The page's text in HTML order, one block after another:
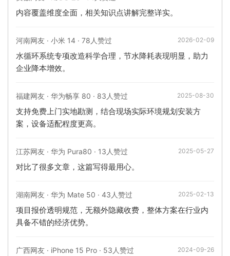
内容覆盖维度全面，相关知识点讲解完整详实。
河南网友 · 小米 14 · 78人赞过 2026-02-09
水循环系统专项改造科学合理，节水降耗表现明显，助力
企业降本增效。
福建网友 · 华为畅享 80 · 83人赞过 2025-08-30
支持免费上门实地勘测，结合现场实际环境规划安装方
案，设备适配程度更高。
江苏网友 · 华为 Pura80 · 13人赞过 2025-05-27
对比了很多文章，这篇写得最用心。
湖南网友 · 华为 Mate 50 · 43人赞过 2025-02-13
项目报价透明规范，无额外隐藏收费，整体方案在行业内
具备不错的经济优势。
广西网友 · iPhone 15 Pro · 53人赞过 2024-09-26